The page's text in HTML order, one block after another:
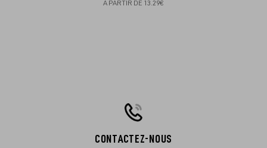
À PARTIR DE 13.29€
CONTACTEZ-NOUS